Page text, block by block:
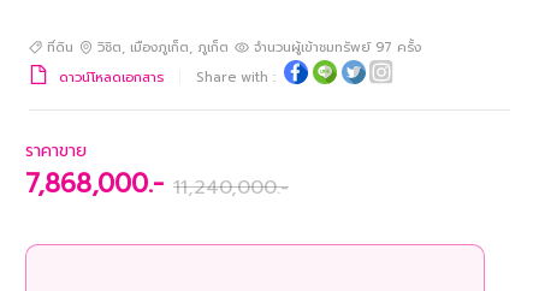
ที่ดิน วิชิต, เมืองภูเก็ต, ภูเก็ต จำนวนผู้เข้าชมทรัพย์ 97 ครั้ง
ดาวน์โหลดเอกสาร
Share with :
ราคาขาย
7,868,000.- 11,240,000.-